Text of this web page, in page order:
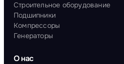
Строительное оборудование
Подшипники
Компрессоры
Генераторы
О нас